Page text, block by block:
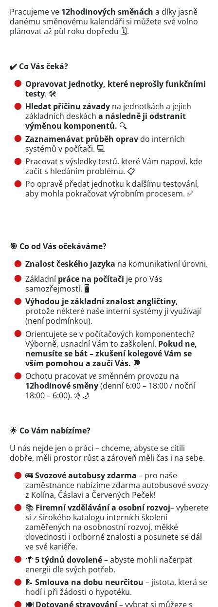
Pracujeme ve 12hodinových směnách a díky jasně
danému směnovému kalendáři si můžete své volno
plánovat až půl roku dopředu 🗓️.
✔️ Co Vás čeká?
Opravovat jednotky, které neprošly funkčními
testy. 🛠️
Hledat příčinu závady na jednotkách a jejich
základních deskách a následně ji odstranit
výměnou komponentů. 🔍
Zaznamenávat průběh oprav do interních
systémů v počítači. 💻
Pracovat s výsledky testů, které Vám napoví, kde
začít s hledáním problému. 📋
Po opravě předat jednotku k dalšímu testování,
aby mohla pokračovat výrobním procesem. ✅
🎯 Co od Vás očekáváme?
Znalost českého jazyka na komunikativní úrovni.
Základnípráce na počítači je pro Vás
samozřejmostí. 🖥️
Výhodou je základní znalost angličtiny,
protože některé naše interní systémy ji využívají
(není podmínkou).
Orientujete se v počítačových komponentech?
Výborně, usnadní Vám to zaškolení. Pokud ne,
nemusíte se bát – zkušení kolegové Vám se
vším pomohou a zaučí Vás. 💬
Ochotu pracovatvesměnném provozu na
12hodinové směny(denní 6:00 – 18:00 / noční
18:00 – 6:00). 🌞🌙
🌟 Co Vám nabízíme?
U nás nejde jen o práci – chceme, abyste se cítili
dobře, měli prostor růst a zároveň měli čas i na sebe.
🚌Svozové autobusy zdarma – pro naše
zaměstnance nabízíme zdarma autobusové svozy
z Kolína, Čáslavi a Červených Peček!
📚 Firemní vzdělávánía osobní rozvoj– vyberete
si z širokého katalogu interních školení
zaměřených na osobnostní rozvoj, měkké
dovednosti i odborné znalosti a posunete se dál
ve své kariéře.
🌴 5 týdnů dovolené– abyste mohli načerpat
energii dle svých potřeb.
📝 Smlouva na dobu neurčitou – jistota, která se
hodí i při žádosti o hypotéku.
🍽️ Dotované stravování– vybrat si můžeze s